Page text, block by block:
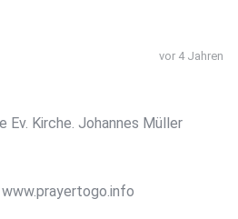
vor 4 Jahren
Ev. Kirche. Johannes Müller
www.prayertogo.info